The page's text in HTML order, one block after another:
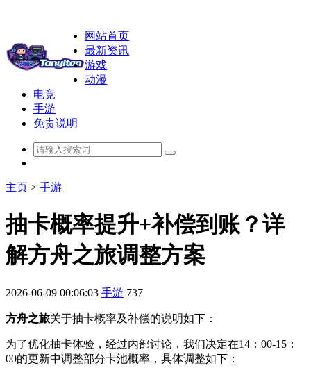
网站首页
最新资讯
游戏
动漫
电竞
手游
免责说明
主页 > 手游
抽卡概率提升+补偿到账？详
解方舟之旅调整方案
2026-06-09 00:06:03 手游 737
方舟之旅关于抽卡概率及补偿的说明如下：
为了优化抽卡体验，经过内部讨论，我们决定在14：00-15：
00的更新中调整部分卡池概率，具体调整如下：